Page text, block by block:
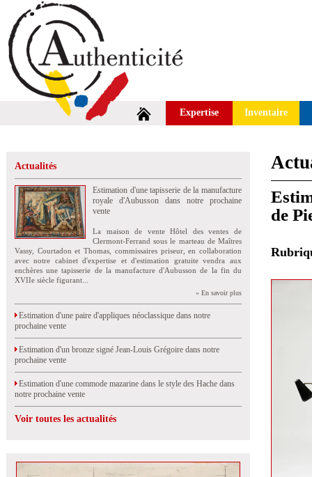
Expertise Inventaire
Actualités
Estimation d'une tapisserie de la manufacture
royale d'Aubusson dans notre prochaine
vente
La maison de vente Hôtel des ventes de
Clermont-Ferrand sous le marteau de Maîtres
Vassy, Courtadon et Thomas, commissaires priseur, en collaboration
avec notre cabinet d'expertise et d'estimation gratuite vendra aux
enchères une tapisserie de la manufacture d'Aubusson de la fin du
XVIIe siècle figurant...
» En savoir plus
Estimation d'une paire d'appliques néoclassique dans notre
prochaine vente
Estimation d'un bronze signé Jean-Louis Grégoire dans notre
prochaine vente
Estimation d'une commode mazarine dans le style des Hache dans
notre prochaine vente
Voir toutes les actualités
de